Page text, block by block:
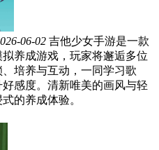
06-02 吉他少女手游是一款
养成游戏，玩家将邂逅多位
培养与互动，一同学习歌
感度。清新唯美的画风与轻
的养成体验。